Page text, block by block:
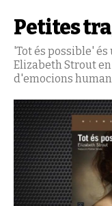
Petites
'Tot és possible'
Elizabeth Strout
d'emocions